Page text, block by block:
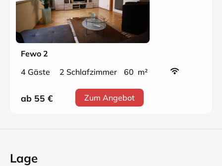
Fewo 2
4 Gäste
2 Schlafzimmer 60 m²
ab 55 € Zum Angebot
Lage